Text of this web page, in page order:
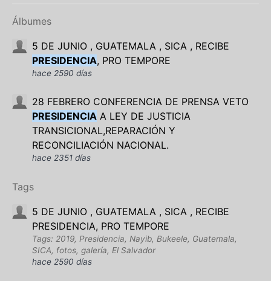
Álbumes
5 DE JUNIO , GUATEMALA , SICA , RECIBE
PRESIDENCIA, PRO TEMPORE
hace 2590 días
28 FEBRERO CONFERENCIA DE PRENSA VETO
PRESIDENCIA A LEY DE JUSTICIA
TRANSICIONAL,REPARACIÓN Y
RECONCILIACIÓN NACIONAL.
hace 2351 días
Tags
5 DE JUNIO , GUATEMALA , SICA , RECIBE
PRESIDENCIA, PRO TEMPORE
Tags: 2019, Presidencia, Nayib, Bukeele, Guatemala,
SICA, fotos, galería, El Salvador
hace 2590 días